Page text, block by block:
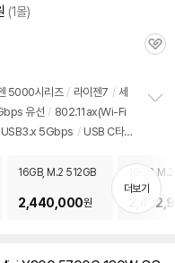
(1몰)
관
5000시리즈 / 라이젠7 / 세
유선 / 802.11ax(Wi-Fi
USB3.x 5Gbps / USB C타입
치
기
16GB, M.2 512GB
2,440,000원
16GB,
더보기